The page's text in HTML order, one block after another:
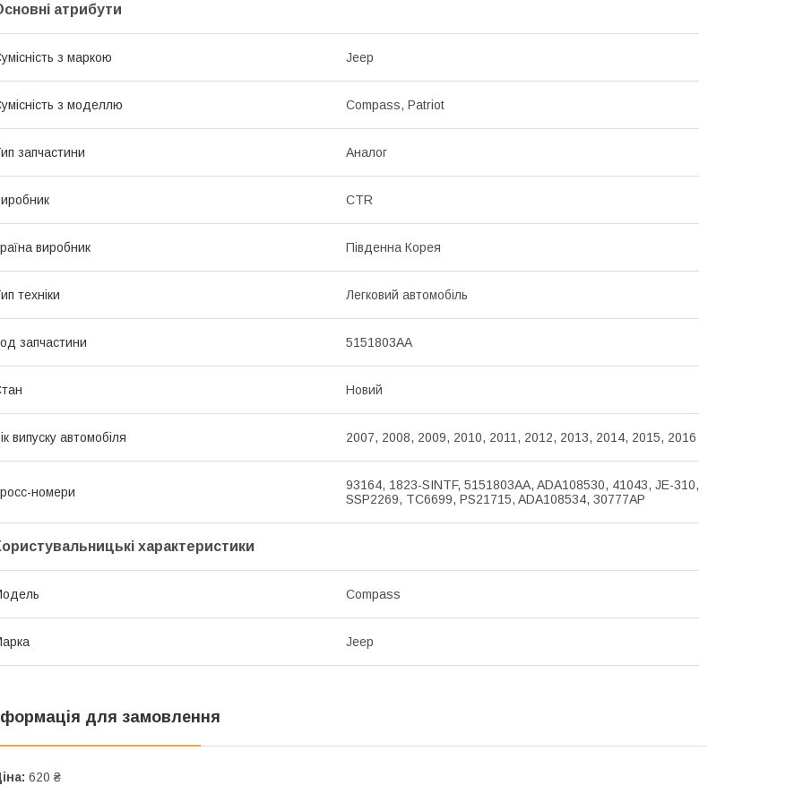
атрибути
з маркою Jeep
з моделлю Compass, Patriot
запчастини Аналог
CTR
виробник Південна Корея
техніки Легковий автомобіль
запчастини 5151803AA
Новий
випуску автомобіля 2007, 2008, 2009, 2010, 2011, 2012, 2013, 2014, 2015, 2016
номери
93164, 1823-SINTF, 5151803AA, ADA108530, 41043, JE-310,
SSP2269, TC6699, PS21715, ADA108534, 30777AP
характеристики
Compass
Jeep
для замовлення
620 ₴